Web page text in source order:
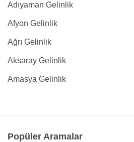
Adıyaman Gelinlik
Afyon Gelinlik
Ağrı Gelinlik
Aksaray Gelinlik
Amasya Gelinlik
Popüler Aramalar